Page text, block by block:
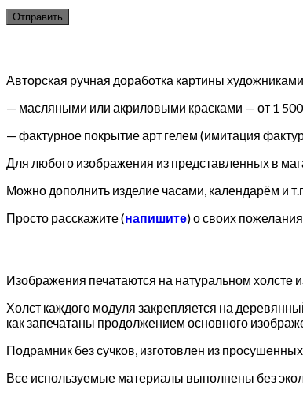
Авторская ручная доработка картины
— масляными или акриловыми красками — от 1
— фактурное покрытие арт гелем (имитация
Для любого изображения из представленных в
Можно дополнить изделие часами, календарём и
Просто расскажите (напишите) о своих
Изображения печатаются на натуральном холсте
Холст каждого модуля закрепляется на
как запечатаны продолжением основного
Подрамник без сучков, изготовлен из
Все используемые материалы выполнены без